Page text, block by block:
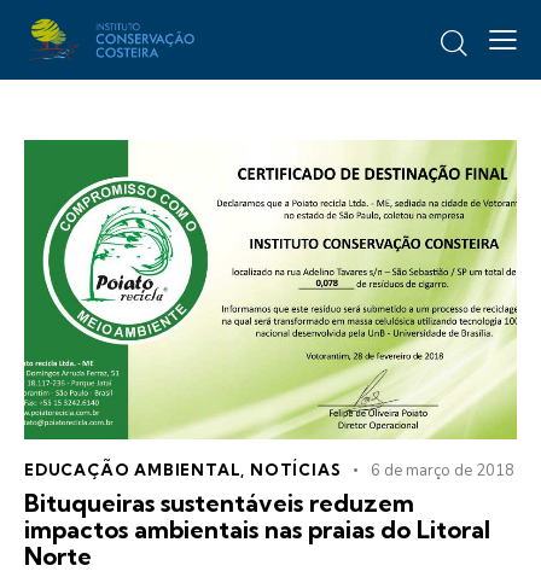
EDUCAÇÃO AMBIENTAL NOTÍCIAS 6 de março de 2018
Bituqueiras sustentáveis reduzem
impactos ambientais nas praias do Litoral
Norte